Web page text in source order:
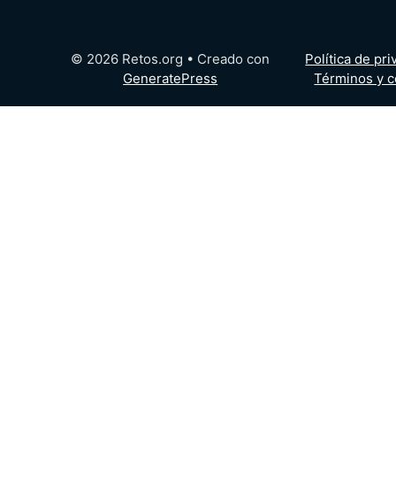
Política de
Términos y
© 2026 Retos.org • Creado con
GeneratePress